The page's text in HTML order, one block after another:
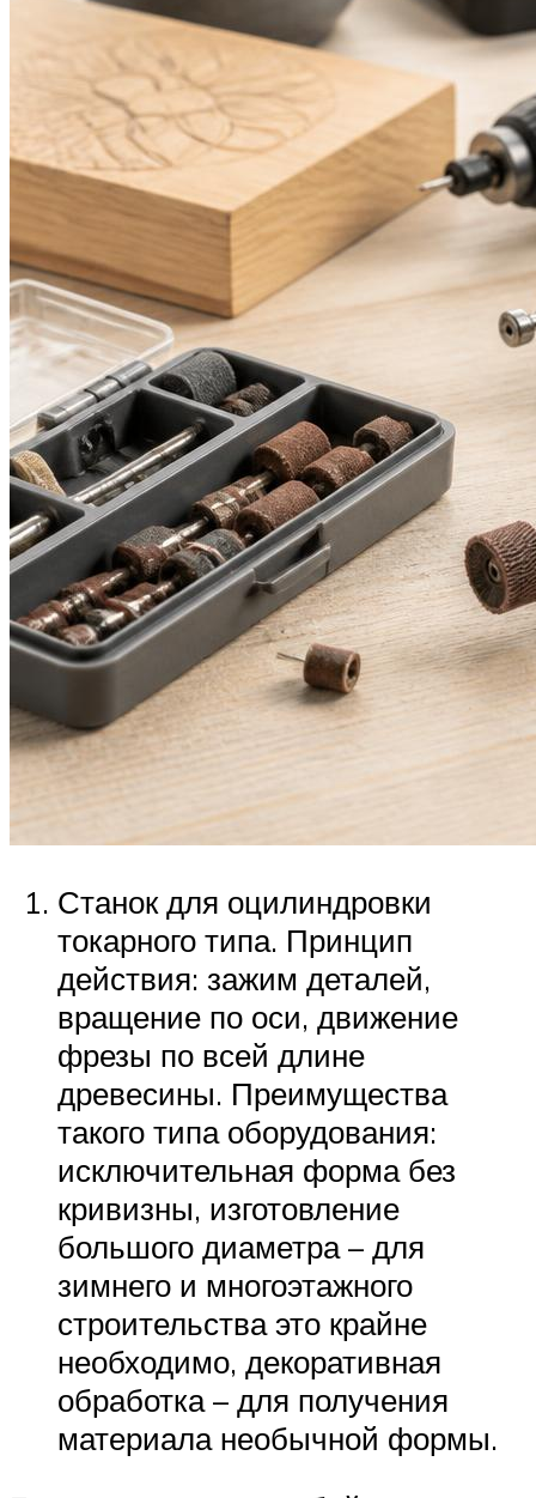
Станок для оцилиндровки
токарного типа. Принцип
действия: зажим деталей,
вращение по оси, движение
фрезы по всей длине
древесины. Преимущества
такого типа оборудования:
исключительная форма без
кривизны, изготовление
большого диаметра – для
зимнего и многоэтажного
строительства это крайне
необходимо, декоративная
обработка – для получения
материала необычной формы.